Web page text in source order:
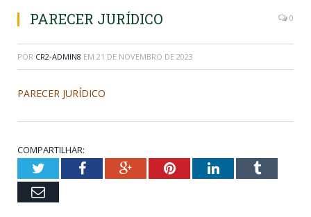
PARECER JURÍDICO 0
POR CR2-ADMIN8 EM 21 DE NOVEMBRO DE 2023
PARECER JURÍDICO
COMPARTILHAR:
TwitterFacebookGoogle+PinterestLinkedInTumblr
Email